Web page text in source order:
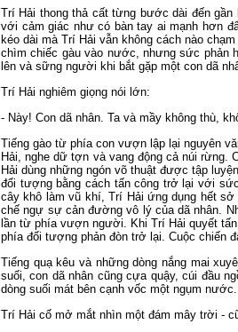
Trí Hải thong thả cất từng bước dài đến
với cảm giác như có bàn tay ai mạnh hơn
kéo dài mà Trí Hải vẫn không cách nào
chìm chiếc gàu vào nước, nhưng sức phản
lên và sững người khi bắt gặp một con dã
Trí Hải nghiêm giọng nói lớn:
- Này! Con dã nhân. Ta và mầy không thù,
Tiếng gào từ phía con vượn lập lại nguyên
Hải, nghe dữ tợn và vang động cả núi
Hải dùng những ngón võ thuật được tập
đối tượng bằng cách tấn công trở lại với
cây khô làm vũ khí, Trí Hải ứng dụng hết
chế ngự sự cản đường vô lý của dã nhân.
lần từ phía vượn người. Khi Trí Hải quyết
phía đối tượng phản đòn trở lại. Cuộc chiến
Tiếng quạ kêu và những dòng nắng mai
suối, con dã nhân cũng cựa quậy, cúi đầu
dòng suối mát bên cạnh vốc một ngụm
Trí Hải cố mở mắt nhìn một đám mây trời -